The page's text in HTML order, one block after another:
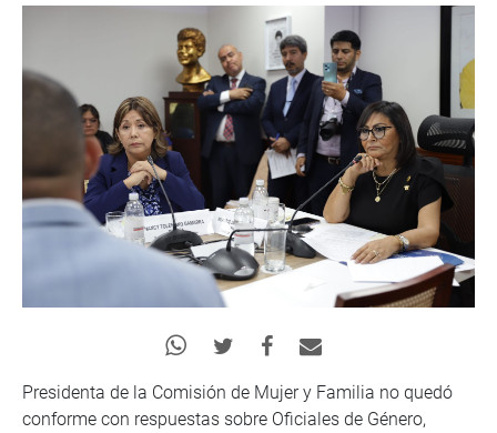
Presidenta de la Comisión de Mujer y Familia no quedó
conforme con respuestas sobre Oficiales de Género,